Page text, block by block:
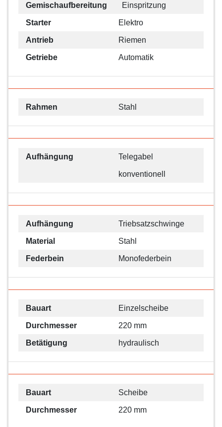
Gemischaufbereitung Einspritzung
Starter Elektro
Antrieb Riemen
Getriebe Automatik
Rahmen Stahl
Aufhängung Telegabel
konventionell
Aufhängung Triebsatzschwinge
Material Stahl
Federbein Monofederbein
Bauart Einzelscheibe
Durchmesser 220 mm
Betätigung hydraulisch
Bauart Scheibe
Durchmesser 220 mm